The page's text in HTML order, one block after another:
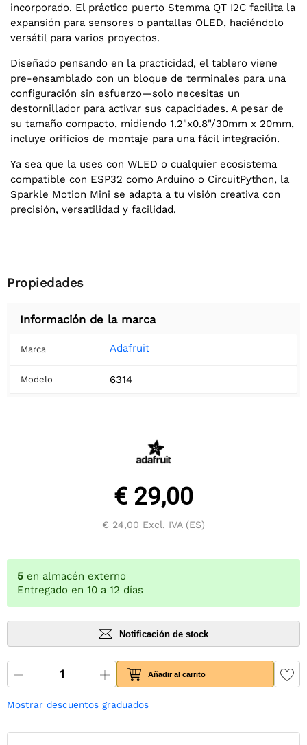
incorporado. El práctico puerto Stemma QT I2C facilita la
expansión para sensores o pantallas OLED, haciéndolo
versátil para varios proyectos.
Diseñado pensando en la practicidad, el tablero viene
pre-ensamblado con un bloque de terminales para una
configuración sin esfuerzo—solo necesitas un
destornillador para activar sus capacidades. A pesar de
su tamaño compacto, midiendo 1.2"x0.8"/30mm x 20mm,
incluye orificios de montaje para una fácil integración.
Ya sea que la uses con WLED o cualquier ecosistema
compatible con ESP32 como Arduino o CircuitPython, la
Sparkle Motion Mini se adapta a tu visión creativa con
precisión, versatilidad y facilidad.
Propiedades
Información de la marca
Marca Adafruit
Modelo 6314
€ 29,00
€ 24,00 Excl. IVA (ES)
5 en almacén externo
Entregado en 10 a 12 días
Notificación de stock
Añadir al carrito
Mostrar descuentos graduados